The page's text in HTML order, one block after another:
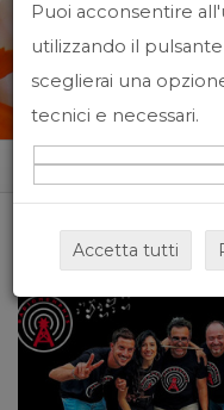
Home News&events
Puoi acconsentire
utilizzando il
sceglierai una
tecnici e necessari.
Accetta tutti